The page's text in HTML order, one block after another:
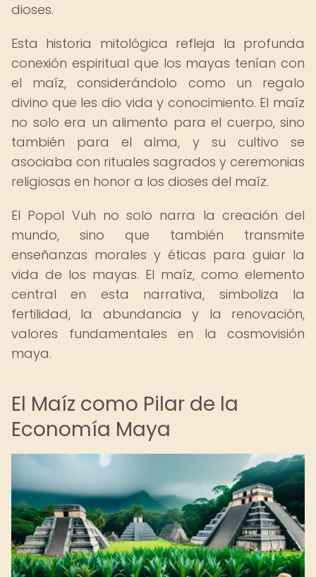
dioses.
Esta historia mitológica refleja la profunda
conexión espiritual que los mayas tenían con
el maíz, considerándolo como un regalo
divino que les dio vida y conocimiento. El maíz
no solo era un alimento para el cuerpo, sino
también para el alma, y su cultivo se
asociaba con rituales sagrados y ceremonias
religiosas en honor a los dioses del maíz.
El Popol Vuh no solo narra la creación del
mundo, sino que también transmite
enseñanzas morales y éticas para guiar la
vida de los mayas. El maíz, como elemento
central en esta narrativa, simboliza la
fertilidad, la abundancia y la renovación,
valores fundamentales en la cosmovisión
maya.
El Maíz como Pilar de la
Economía Maya